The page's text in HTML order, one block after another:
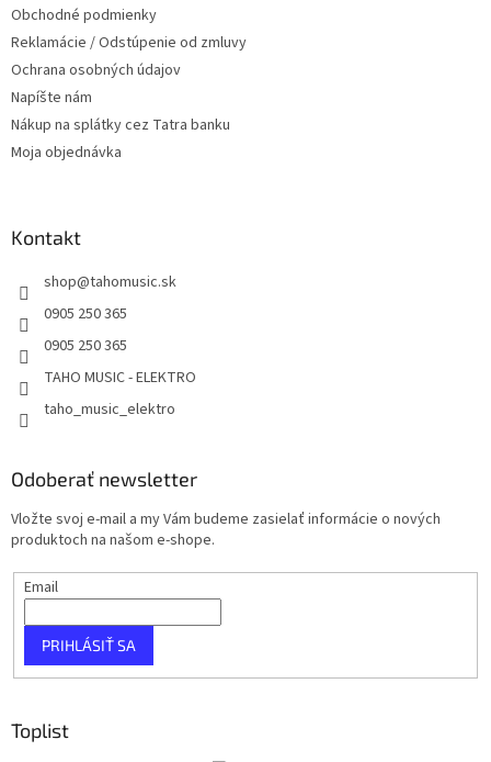
Obchodné podmienky
Reklamácie / Odstúpenie od zmluvy
Ochrana osobných údajov
Napíšte nám
Nákup na splátky cez Tatra banku
Moja objednávka
Kontakt
shop@tahomusic.sk
0905 250 365
0905 250 365
TAHO MUSIC - ELEKTRO
taho_music_elektro
Odoberať newsletter
Vložte svoj e-mail a my Vám budeme zasielať informácie o nových
produktoch na našom e-shope.
Email
PRIHLÁSIŤ SA
Toplist